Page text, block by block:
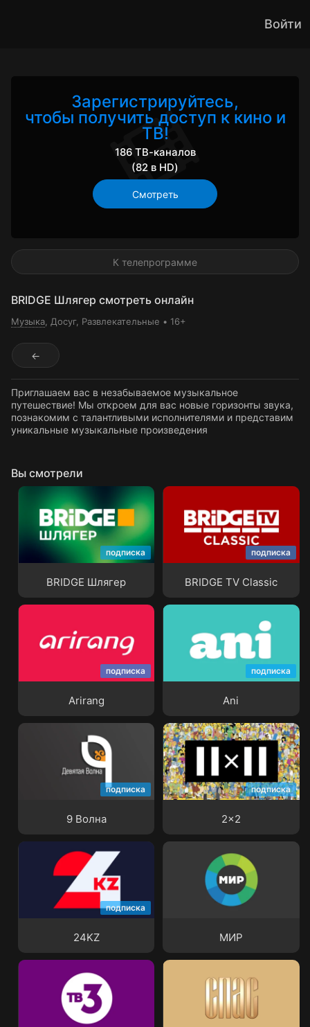
Войти
Зарегистрируйтесь,
чтобы получить доступ к кино и
ТВ!
186 ТВ-каналов
(82 в HD)
Смотреть
К телепрограмме
BRIDGE Шлягер смотреть онлайн
Музыка , Досуг, Развлекательные 16+
←
Приглашаем вас в незабываемое музыкальное
путешествие! Мы откроем для вас новые горизонты звука,
познакомим с талантливыми исполнителями и представим
уникальные музыкальные произведения
Вы смотрели
подписка
BRIDGE Шлягер
BRIDGE Шлягер
подписка
BRIDGE TV Classic
подписка
Arirang
подписка
Ani
подписка
9 Волна
подписка
2x2
2x2
подписка
24KZ МИР